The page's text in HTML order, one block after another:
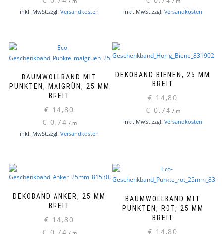
inkl. MwSt.zzgl. Versandkosten inkl. MwSt.zzgl. Versandkosten
BAUMWOLLBAND MIT
PUNKTEN, MAIGRÜN, 25 MM
BREIT
€ 14,80
€ 0,74 / m
inkl. MwSt.zzgl. Versandkosten
DEKOBAND BIENEN, 25 MM
BREIT
€ 14,80
€ 0,74 / m
inkl. MwSt.zzgl. Versandkosten
DEKOBAND ANKER, 25 MM
BREIT
€ 14,80
€ 0,74
BAUMWOLLBAND MIT
PUNKTEN, ROT, 25 MM
BREIT
€ 14,80